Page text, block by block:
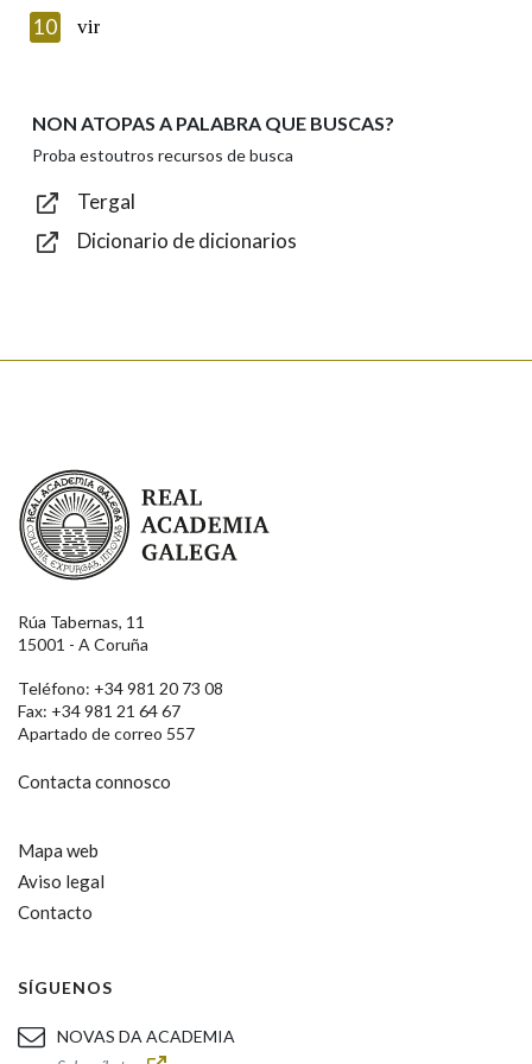
Enviar
10 vir
NON ATOPAS A PALABRA QUE BUSCAS?
Proba estoutros recursos de busca
Tergal
Dicionario de dicionarios
Real Academia Galega
Rúa Tabernas, 11
15001 - A Coruña
Teléfono: +34 981 20 73 08
Fax: +34 981 21 64 67
Apartado de correo 557
Contacta connosco
Mapa web
Aviso legal
Contacto
SÍGUENOS
NOVAS DA ACADEMIA